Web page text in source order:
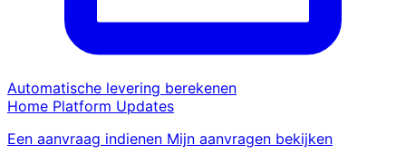
Automatische levering berekenen
Home Platform Updates
Een aanvraag indienen Mijn aanvragen bekijken